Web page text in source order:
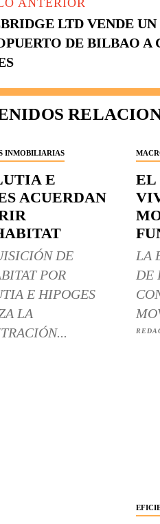
ANTERIOR
LTD VENDE
DE BILBAO
INMOBILIARIAS
E
ACUERDAN
DE
POR
E HIPOGES
LA
EL
LA
DE